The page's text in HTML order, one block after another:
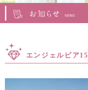
エンジェルピア15